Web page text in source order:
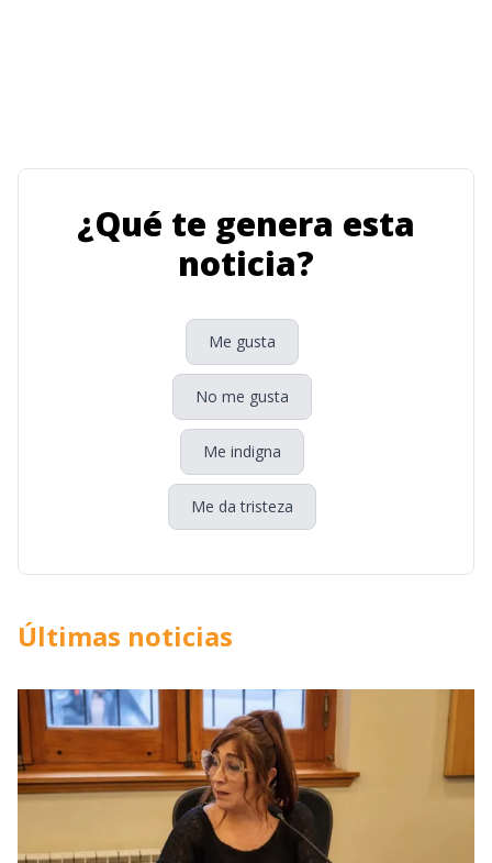
¿Qué te genera esta
noticia?
Me gusta
No me gusta
Me indigna
Me da tristeza
Últimas noticias